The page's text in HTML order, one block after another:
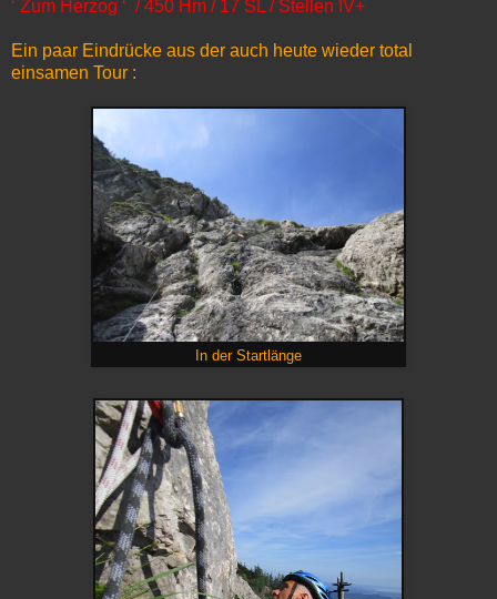
‘ Zum Herzog ‘ / 450 Hm / 17 SL / Stellen IV+
Ein paar Eindrücke aus der auch heute wieder total
einsamen Tour :
In der Startlänge